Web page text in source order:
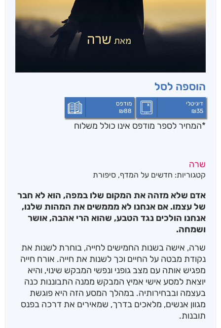
הוספה לסל
דיגיטלי
₪35
מודפס
₪88
*המחיר לספר מודפס אינו כולל משלוח
שרה
קטגוריות: חדשים על המדף, סיפורת
אדם שלא מזהה את המקום שלו במפה, הוא לא חבר
של עצמו. אם אנחנו לא מממשים את המהות שלנו,
אנחנו הולכים נגד הטבע, שהוא הרי אהבה, אושר
ושמחה.
שרה, אישה בשנות החמישים לחייה, בוחרת לשנות את
נקודת מבטה על החיים וכך לשנות את חייה. אורח חייה
מפגיש אותה עם מצב גופני ונפשי המבקש שינוי, והיא
יוצאת למסע אישי אמיץ המבקש ממנה התבוננות כנה
בעצמה ובבחירותיה. במהלך המסע הזה היא פוגשת
מגוון אנשים, מלאכים בדרך, שמאירים את דרכה בפנס
תובנות.